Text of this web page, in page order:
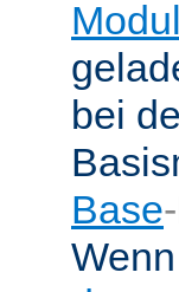
bei
Base